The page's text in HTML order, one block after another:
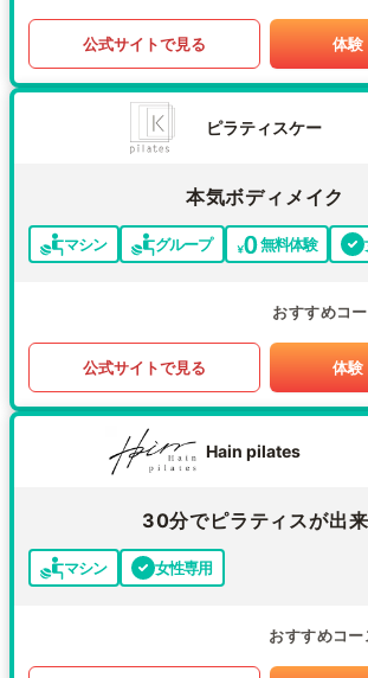
公式サイトで見る 体験
ピラティスケー
本気ボディメイク
マシン グループ 無料体験
おすすめコ
公式サイトで見る 体験
Hain pilates
30分でピラティスが出
マシン 女性専用
おすすめコー